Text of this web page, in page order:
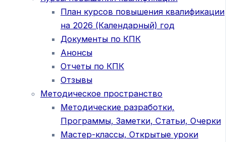
План курсов повышения квалификации
на 2026 (Календарный) год
Документы по КПК
Анонсы
Отчеты по КПК
Отзывы
Методическое пространство
Методические разработки,
Программы, Заметки, Статьи, Очерки
Мастер-классы, Открытые уроки